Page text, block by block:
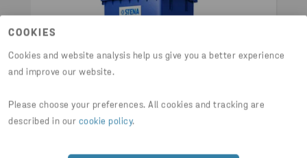
COOKIES
Cookies and website analysis help us give you a better experience
and improve our website.
Please choose your preferences. All cookies and tracking are
described in our cookie policy.
KÄRL & PLASTBACKAR